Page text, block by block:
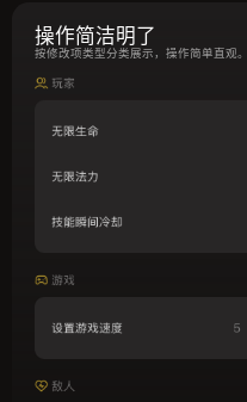
操作简洁明了
按修改项类型分类展示，操作简单直观。